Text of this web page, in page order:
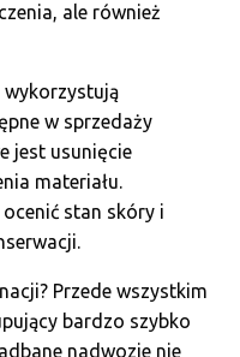
ale również
w sprzedaży
jest usunięcie
materiału.
stan skóry i
Przede wszystkim
bardzo szybko
nadwozie nie